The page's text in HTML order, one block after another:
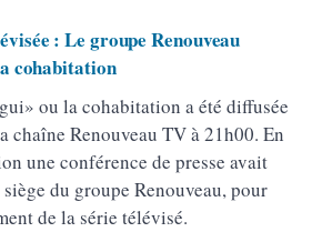
: Le groupe Renouveau
cohabitation
ou la cohabitation a été diffusée
chaîne Renouveau TV à 21h00. En
une conférence de presse avait
du groupe Renouveau, pour
de la série télévisé.